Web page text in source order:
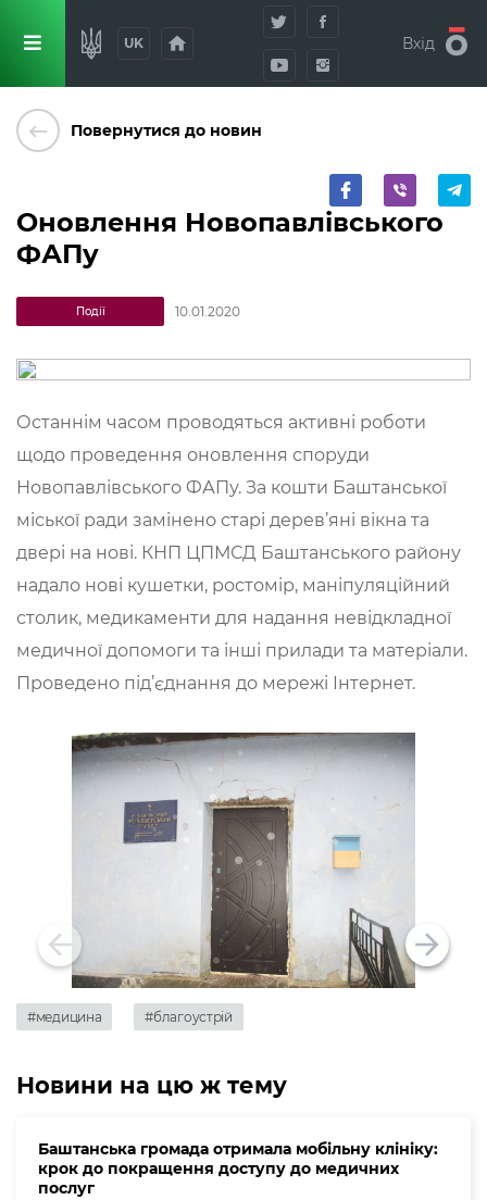
UK home Вхід
keyboard_backspace Повернутися до новин
Оновлення Новопавлівського
ФАПу
Події 10.01.2020
Останнім часом проводяться активні роботи
щодо проведення оновлення споруди
Новопавлівського ФАПу. За кошти Баштанської
міської ради замінено старі дерев’яні вікна та
двері на нові. КНП ЦПМСД Баштанського району
надало нові кушетки, ростомір, маніпуляційний
столик, медикаменти для надання невідкладної
медичної допомоги та інші прилади та матеріали.
Проведено під’єднання до мережі Інтернет.
#медицина #благоустрій
Новини на цю ж тему
Баштанська громада отримала мобільну клініку:
крок до покращення доступу до медичних
послуг